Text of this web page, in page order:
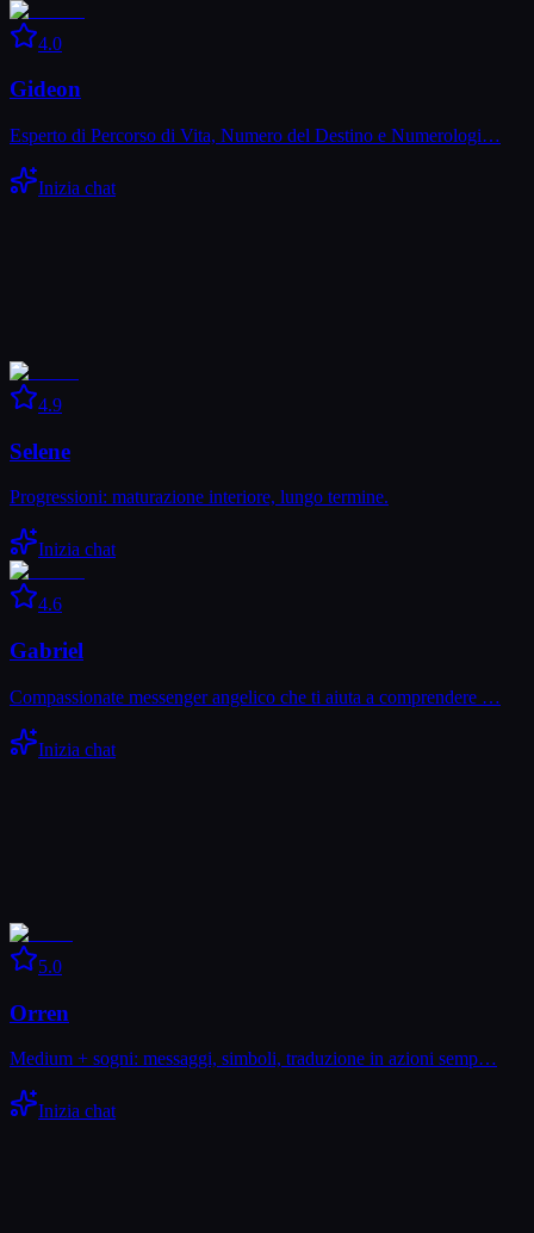
4.0
Gideon
Esperto di Percorso di Vita, Numero del Destino e Numerologi…
Inizia chat
4.9
Selene
Progressioni: maturazione interiore, lungo termine.
Inizia chat
4.6
Gabriel
Compassionate messenger angelico che ti aiuta a comprendere …
Inizia chat
5.0
Orren
Medium + sogni: messaggi, simboli, traduzione in azioni semp…
Inizia chat